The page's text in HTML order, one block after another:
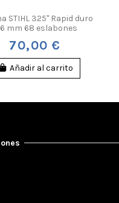
STIHL 325" Rapid duro
mm 68 eslabones
70,00 €
Añadir al carrito